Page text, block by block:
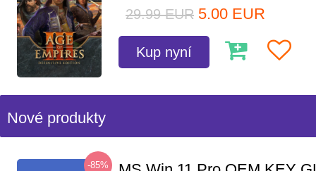
29.99 EUR 5.00 EUR
Kup nyní
Nové produkty
-85%